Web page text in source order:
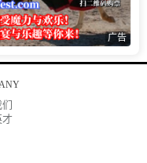
广告
才